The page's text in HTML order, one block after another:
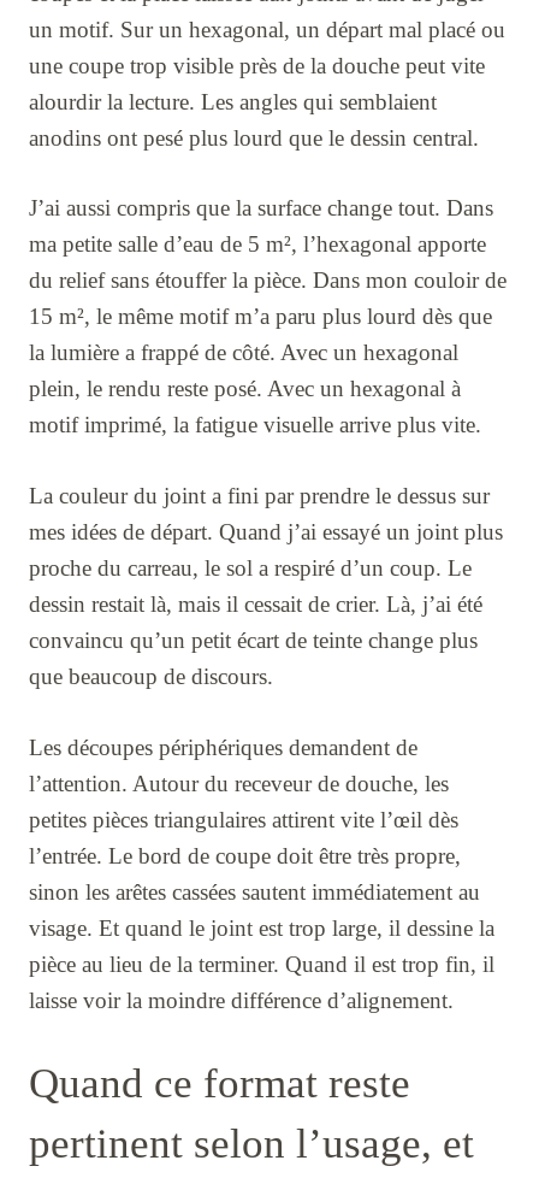
un motif. Sur un hexagonal, un départ mal placé ou
une coupe trop visible près de la douche peut vite
alourdir la lecture. Les angles qui semblaient
anodins ont pesé plus lourd que le dessin central.
J’ai aussi compris que la surface change tout. Dans
ma petite salle d’eau de 5 m², l’hexagonal apporte
du relief sans étouffer la pièce. Dans mon couloir de
15 m², le même motif m’a paru plus lourd dès que
la lumière a frappé de côté. Avec un hexagonal
plein, le rendu reste posé. Avec un hexagonal à
motif imprimé, la fatigue visuelle arrive plus vite.
La couleur du joint a fini par prendre le dessus sur
mes idées de départ. Quand j’ai essayé un joint plus
proche du carreau, le sol a respiré d’un coup. Le
dessin restait là, mais il cessait de crier. Là, j’ai été
convaincu qu’un petit écart de teinte change plus
que beaucoup de discours.
Les découpes périphériques demandent de
l’attention. Autour du receveur de douche, les
petites pièces triangulaires attirent vite l’œil dès
l’entrée. Le bord de coupe doit être très propre,
sinon les arêtes cassées sautent immédiatement au
visage. Et quand le joint est trop large, il dessine la
pièce au lieu de la terminer. Quand il est trop fin, il
laisse voir la moindre différence d’alignement.
Quand ce format reste
pertinent selon l’usage, et